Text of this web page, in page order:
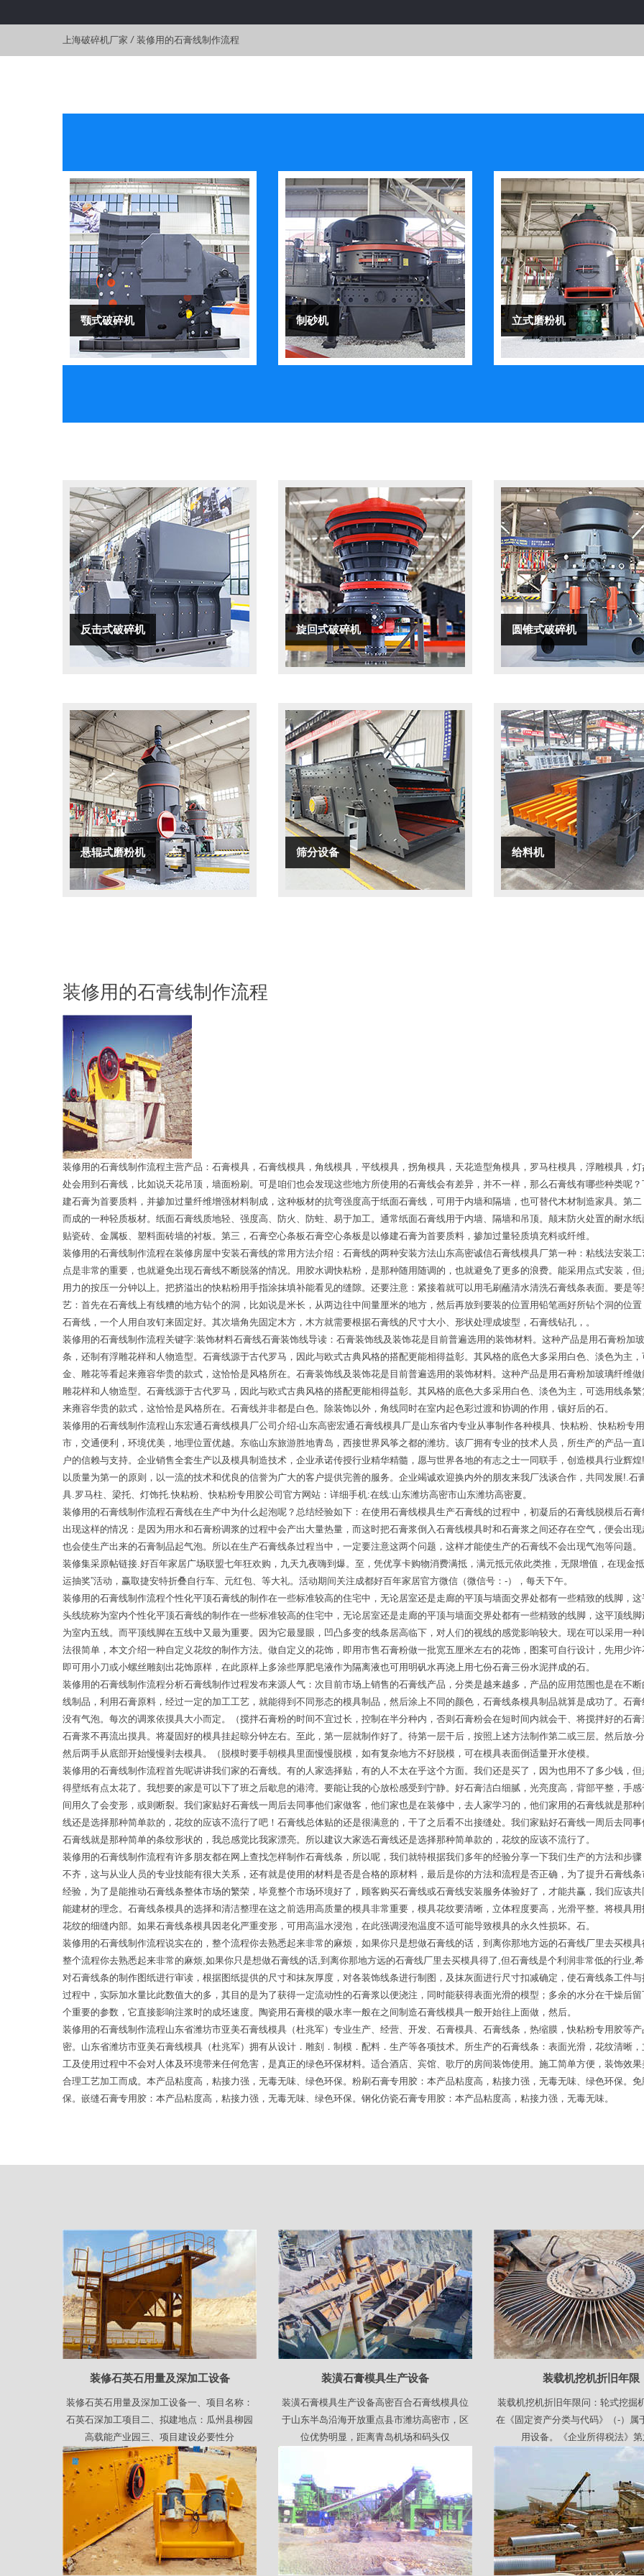
上海破碎机厂家 / 装修用的石膏线制作流程
颚式破碎机 制砂机 立式磨粉机
反击式破碎机 旋回式破碎机 圆锥式破碎机
悬辊式磨粉机 筛分设备 给料机
装修用的石膏线制作流程
装修用的石膏线制作流程主营产品：石膏模具，石膏线模具，角线模具，平线模具，拐角模具，天花造型角模具，罗马柱模具，浮雕模具，
处会用到石膏线，比如说天花吊顶，墙面粉刷。可是咱们也会发现这些地方所使用的石膏线会有差异，并不一样，那么石膏线有哪些种类呢
建石膏为首要质料，并掺加过量纤维增强材料制成，这种板材的抗弯强度高于纸面石膏线，可用于内墙和隔墙，也可替代木材制造家具。第
而成的一种轻质板材。纸面石膏线质地轻、强度高、防火、防蛀、易于加工。通常纸面石膏线用于内墙、隔墙和吊顶。颠末防火处置的耐水
贴瓷砖、金属板、塑料面砖墙的衬板。第三，石膏空心条板石膏空心条板是以修建石膏为首要质料，掺加过量轻质填充料或纤维。
装修用的石膏线制作流程在装修房屋中安装石膏线的常用方法介绍：石膏线的两种安装方法山东高密诚信石膏线模具厂第一种：粘线法安装
点是非常的重要，也就避免出现石膏线不断脱落的情况。用胶水调快粘粉，是那种随用随调的，也就避免了更多的浪费。能采用点式安装，
用力的按压一分钟以上。把挤溢出的快粘粉用手指涂抹填补能看见的缝隙。还要注意：紧接着就可以用毛刷蘸清水清洗石膏线条表面。要是
艺：首先在石膏线上有线糟的地方钻个的洞，比如说是米长，从两边往中间量厘米的地方，然后再放到要装的位置用铅笔画好所钻个洞的位
石膏线，一个人用自攻钉来固定好。其次墙角先固定木方，木方就需要根据石膏线的尺寸大小、形状处理成坡型，石膏线钻孔，。
装修用的石膏线制作流程关键字:装饰材料石膏线石膏装饰线导读：石膏装饰线及装饰花是目前普遍选用的装饰材料。这种产品是用石膏粉加
条，还制有浮雕花样和人物造型。石膏线源于古代罗马，因此与欧式古典风格的搭配更能相得益彰。其风格的底色大多采用白色、淡色为主
金、雕花等看起来雍容华贵的款式，这恰恰是风格所在。石膏装饰线及装饰花是目前普遍选用的装饰材料。这种产品是用石膏粉加玻璃纤维
雕花样和人物造型。石膏线源于古代罗马，因此与欧式古典风格的搭配更能相得益彰。其风格的底色大多采用白色、淡色为主，可选用线条
来雍容华贵的款式，这恰恰是风格所在。石膏线并非都是白色。除装饰以外，角线同时在室内起色彩过渡和协调的作用，镶好后的石。
装修用的石膏线制作流程山东宏通石膏线模具厂公司介绍-山东高密宏通石膏线模具厂是山东省内专业从事制作各种模具、快粘粉、快粘粉专
市，交通便利，环境优美，地理位置优越。东临山东旅游胜地青岛，西接世界风筝之都的潍坊。该厂拥有专业的技术人员，所生产的产品一
户的信赖与支持。企业销售全套生产以及模具制造技术，企业承诺传授行业精华精髓，愿与世界各地的有志之士一同联手，创造模具行业辉
以质量为第一的原则，以一流的技术和优良的信誉为广大的客户提供完善的服务。企业竭诚欢迎换内外的朋友来我厂浅谈合作，共同发展!.
具.罗马柱、梁托、灯饰托.快粘粉、快粘粉专用胶公司官方网站：详细手机:在线:山东潍坊高密市山东潍坊高密夏。
装修用的石膏线制作流程石膏线在生产中为什么起泡呢？总结经验如下：在使用石膏线模具生产石膏线的过程中，初凝后的石膏线脱模后石
出现这样的情况：是因为用水和石膏粉调浆的过程中会产出大量热量，而这时把石膏浆倒入石膏线模具时和石膏浆之间还存在空气，便会出
也会使生产出来的石膏制品起气泡。所以在生产石膏线条过程当中，一定要注意这两个问题，这样才能使生产的石膏线不会出现气泡等问题
装修集采原帖链接.好百年家居广场联盟七年狂欢购，九天九夜嗨到爆。至，凭优享卡购物消费满抵，满元抵元依此类推，无限增值，在现金
运抽奖”活动，赢取捷安特折叠自行车、元红包、等大礼。活动期间关注成都好百年家居官方微信（微信号：-），每天下午。
装修用的石膏线制作流程个性化平顶石膏线的制作在一些标准较高的住宅中，无论居室还是走廊的平顶与墙面交界处都有一些精致的线脚，
头线统称为室内个性化平顶石膏线的制作在一些标准较高的住宅中，无论居室还是走廊的平顶与墙面交界处都有一些精致的线脚，这平顶线
为室内五线。而平顶线脚在五线中又最为重要。因为它最显眼，凹凸多变的线条居高临下，对人们的视线的感觉影响较大。现在可以采用一
法很简单，本文介绍一种自定义花纹的制作方法。做自定义的花饰，即用市售石膏粉做一批宽五厘米左右的花饰，图案可自行设计，先用少
即可用小刀或小螺丝雕刻出花饰原样，在此原样上多涂些厚肥皂液作为隔离液也可用明矾水再浇上用七份石膏三份水泥拌成的石。
装修用的石膏线制作流程分析石膏线制作过程发布来源人气：次目前市场上销售的石膏线产品，分类是越来越多，产品的应用范围也是在不
线制品，利用石膏原料，经过一定的加工工艺，就能得到不同形态的模具制品，然后涂上不同的颜色，石膏线条模具制品就算是成功了。石
没有气泡。每次的调浆依摸具大小而定。（搅拌石膏粉的时间不宜过长，控制在半分种内，否则石膏粉会在短时间内就会干、将搅拌好的石
石膏浆不再流出摸具。将凝固好的模具挂起晾分钟左右。至此，第一层就制作好了。待第一层干后，按照上述方法制作第二或三层。然后放-
然后两手从底部开始慢慢剥去模具。（脱模时要手朝模具里面慢慢脱模，如有复杂地方不好脱模，可在模具表面倒适量开水使模。
装修用的石膏线制作流程首先呢讲讲我们家的石膏线。有的人家选择贴，有的人不太在乎这个方面。我们还是买了，因为也用不了多少钱，
得壁纸有点太花了。我想要的家是可以下了班之后歇息的港湾。要能让我的心放松感受到宁静。好石膏洁白细腻，光亮度高，背部平整，手
间用久了会变形，或则断裂。我们家贴好石膏线一周后去同事他们家做客，他们家也是在装修中，去人家学习的，他们家用的石膏线就是那
线还是选择那种简单款的，花纹的应该不流行了吧！石膏线总体贴的还是很满意的，干了之后看不出接缝处。我们家贴好石膏线一周后去同
石膏线就是那种简单的条纹形状的，我总感觉比我家漂亮。所以建议大家选石膏线还是选择那种简单款的，花纹的应该不流行了。
装修用的石膏线制作流程有许多朋友都在网上查找怎样制作石膏线条，所以呢，我们就特根据我们多年的经验分享一下我们生产的方法和步
不齐，这与从业人员的专业技能有很大关系，还有就是使用的材料是否是合格的原材料，最后是你的方法和流程是否正确，为了提升石膏线
经验，为了是能推动石膏线条整体市场的繁荣，毕竟整个市场环境好了，顾客购买石膏线或石膏线安装服务体验好了，才能共赢，我们应该
能建材的理念。石膏线条模具的选择和清洁整理在这之前选用高质量的模具非常重要，模具花纹要清晰，立体程度要高，光滑平整。将模具
花纹的细缝内部。如果石膏线条模具因老化严重变形，可用高温水浸泡，在此强调浸泡温度不适可能导致模具的永久性损坏。石。
装修用的石膏线制作流程说实在的，整个流程你去熟悉起来非常的麻烦，如果你只是想做石膏线的话，到离你那地方远的石膏线厂里去买模
整个流程你去熟悉起来非常的麻烦,如果你只是想做石膏线的话,到离你那地方远的石膏线厂里去买模具得了,但石膏线是个利润非常低的行业,
对石膏线条的制作图纸进行审读，根据图纸提供的尺寸和抹灰厚度，对各装饰线条进行制图，及抹灰面进行尺寸扣减确定，使石膏线条工件
过程中，实际加水量比此数值大的多，其目的是为了获得一定流动性的石膏浆以便浇注，同时能获得表面光滑的模型；多余的水分在干燥后
个重要的参数，它直接影响注浆时的成坯速度。陶瓷用石膏模的吸水率一般在之间制造石膏线模具一般开始往上面做，然后。
装修用的石膏线制作流程山东省潍坊市亚美石膏线模具（杜兆军）专业生产、经营、开发、石膏模具、石膏线条，热缩膜，快粘粉专用胶等
密。山东省潍坊市亚美石膏线模具（杜兆军）拥有从设计．雕刻．制模．配料．生产等各项技术。所生产的石膏线条：表面光滑，花纹清晰
工及使用过程中不会对人体及环境带来任何危害，是真正的绿色环保材料。适合酒店、宾馆、歌厅的房间装饰使用。施工简单方便，装饰效
合理工艺加工而成。本产品粘度高，粘接力强，无毒无味、绿色环保。粉刷石膏专用胶：本产品粘度高，粘接力强，无毒无味、绿色环保。
保。嵌缝石膏专用胶：本产品粘度高，粘接力强，无毒无味、绿色环保。钢化仿瓷石膏专用胶：本产品粘度高，粘接力强，无毒无味。
装修石英石用量及深加工设备
装修石英石用量及深加工设备一、项目名称：
石英石深加工项目二、拟建地点：瓜州县柳园
高载能产业园三、项目建设必要性分
装潢石膏模具生产设备
装潢石膏模具生产设备高密百合石膏线模具位
于山东半岛沿海开放重点县市潍坊高密市，区
位优势明显，距离青岛机场和码头仅
装载机挖机折旧年限
装载机挖机折旧年限问：轮式挖掘
在《固定资产分类与代码》（-）属
用设备。《企业所得税法》